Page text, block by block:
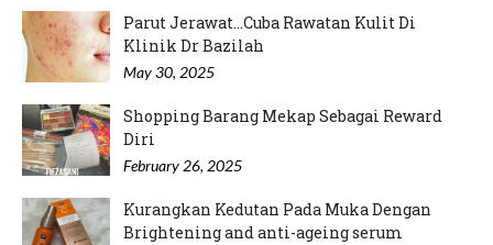
Parut Jerawat...Cuba Rawatan Kulit Di
Klinik Dr Bazilah
May 30, 2025
Shopping Barang Mekap Sebagai Reward
Diri
February 26, 2025
Kurangkan Kedutan Pada Muka Dengan
Brightening and anti-ageing serum